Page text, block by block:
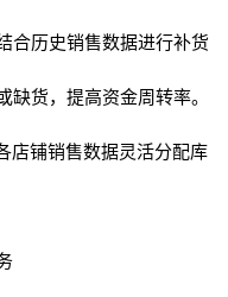
合历史销售数据进行补货
缺货，提高资金周转率。
店铺销售数据灵活分配库